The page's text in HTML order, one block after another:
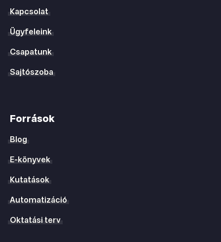
Kapcsolat
Ügyfeleink
Csapatunk
Sajtószoba
Források
Blog
E-könyvek
Kutatások
Automatizáció
Oktatási terv